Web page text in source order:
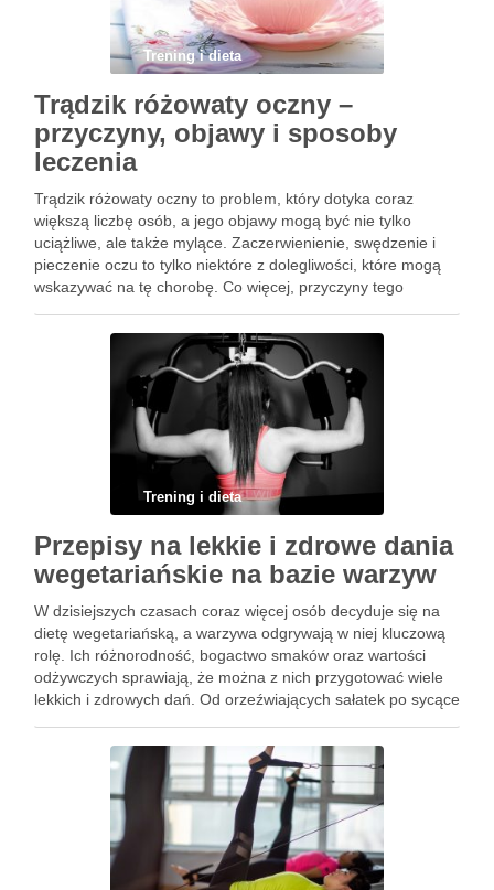
Trening i dieta
Trądzik różowaty oczny –
przyczyny, objawy i sposoby
leczenia
Trądzik różowaty oczny to problem, który dotyka coraz
większą liczbę osób, a jego objawy mogą być nie tylko
uciążliwe, ale także mylące. Zaczerwienienie, swędzenie i
pieczenie oczu to tylko niektóre z dolegliwości, które mogą
wskazywać na tę chorobę. Co więcej, przyczyny tego
Trening i dieta
Przepisy na lekkie i zdrowe dania
wegetariańskie na bazie warzyw
W dzisiejszych czasach coraz więcej osób decyduje się na
dietę wegetariańską, a warzywa odgrywają w niej kluczową
rolę. Ich różnorodność, bogactwo smaków oraz wartości
odżywczych sprawiają, że można z nich przygotować wiele
lekkich i zdrowych dań. Od orzeźwiających sałatek po sycące